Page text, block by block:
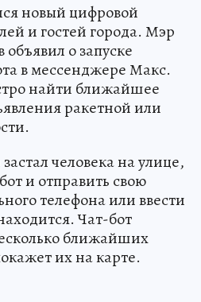
новый цифровой
и гостей города. Мэр
о запуске
в мессенджере Макс.
найти ближайшее
ракетной или
человека на улице,
и отправить свою
телефона или ввести
Чат-бот
ближайших
их на карте.